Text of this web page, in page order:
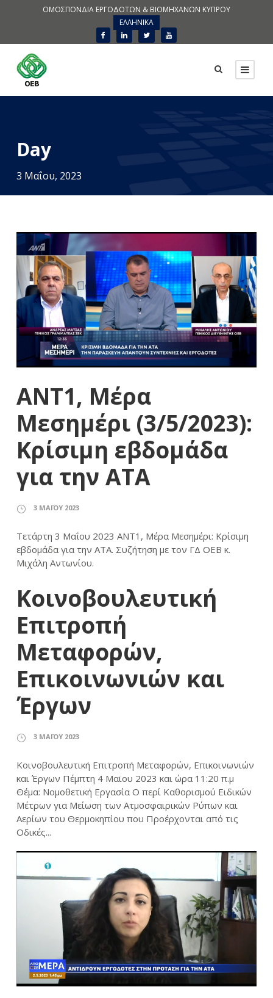
ΟΜΟΣΠΟΝΔΙΑ ΕΡΓΟΔΟΤΩΝ & ΒΙΟΜΗΧΑΝΩΝ ΚΥΠΡΟΥ
ΕΛΛΗΝΙΚΑ
Day
3 Μαΐου, 2023
ΑΝΤ1, Μέρα
Μεσημέρι (3/5/2023):
Κρίσιμη εβδομάδα
για την ΑΤΑ
3 ΜΑΪ́ΟΥ 2023
Τετάρτη 3 Μαΐου 2023 ΑΝΤ1, Μέρα Μεσημέρι: Κρίσιμη
εβδομάδα για την ΑΤΑ. Συζήτηση με τον ΓΔ ΟΕΒ κ.
Μιχάλη Αντωνίου.
Κοινοβουλευτική
Επιτροπή
Μεταφορών,
Επικοινωνιών και
Έργων
3 ΜΑΪ́ΟΥ 2023
Κοινοβουλευτική Επιτροπή Μεταφορών, Επικοινωνιών
και Έργων Πέμπτη 4 Μαϊου 2023 και ώρα 11:20 π.μ
Θέμα: Νομοθετική Εργασία Ο περί Καθορισμού Ειδικών
Μέτρων για Μείωση των Ατμοσφαιρικών Ρύπων και
Αερίων του Θερμοκηπίου που Προέρχονται από τις
Οδικές...